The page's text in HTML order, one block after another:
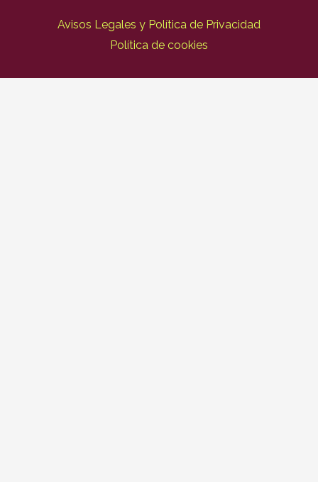
Avisos Legales y Política de Privacidad
Política de cookies